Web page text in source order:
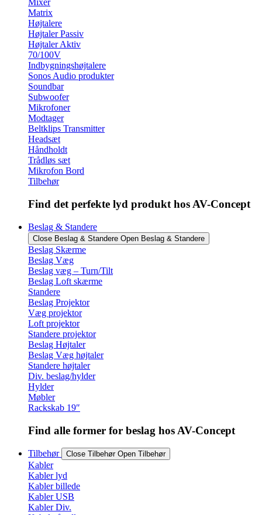
Mixer
Matrix
Højtalere
Højtaler Passiv
Højtaler Aktiv
70/100V
Indbygningshøjtalere
Sonos Audio produkter
Soundbar
Subwoofer
Mikrofoner
Modtager
Beltklips Transmitter
Headsæt
Håndholdt
Trådløs sæt
Mikrofon Bord
Tilbehør
Find det perfekte lyd produkt hos AV-Concept
Beslag & Standere
Close Beslag & Standere Open Beslag & Standere
Beslag Skærme
Beslag Væg
Beslag væg – Turn/Tilt
Beslag Loft skærme
Standere
Beslag Projektor
Væg projektor
Loft projektor
Standere projektor
Beslag Højtaler
Beslag Væg højtaler
Standere højtaler
Div. beslag/hylder
Hylder
Møbler
Rackskab 19″
Find alle former for beslag hos AV-Concept
Tilbehør Close Tilbehør Open Tilbehør
Kabler
Kabler lyd
Kabler billede
Kabler USB
Kabler Div.